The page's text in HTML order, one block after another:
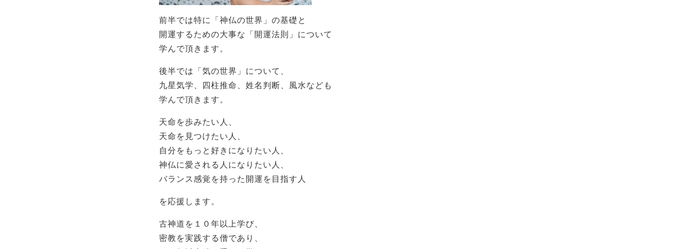
前半では特に「神仏の世界」の基礎と
開運するための大事な「開運法則」について
学んで頂きます。
後半では「気の世界」について、
九星気学、四柱推命、姓名判断、風水なども
学んで頂きます。
天命を歩みたい人、
天命を見つけたい人、
自分をもっと好きになりたい人、
神仏に愛される人になりたい人、
バランス感覚を持った開運を目指す人
を応援します。
古神道を１０年以上学び、
密教を実践する僧であり、